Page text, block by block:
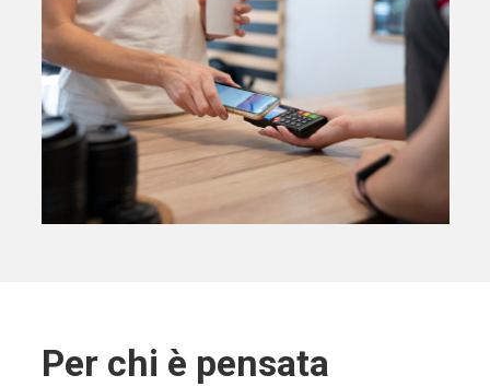
Per chi è pensata